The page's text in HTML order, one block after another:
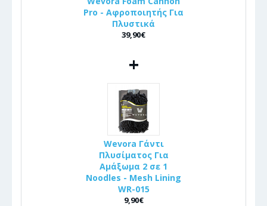
Pro - Αφροποιητής Για
Πλυστικά
39,90€
+
Wevora Γάντι
Πλυσίματος Για
Αμάξωμα 2 σε 1
Noodles - Mesh Lining
WR-015
9,90€